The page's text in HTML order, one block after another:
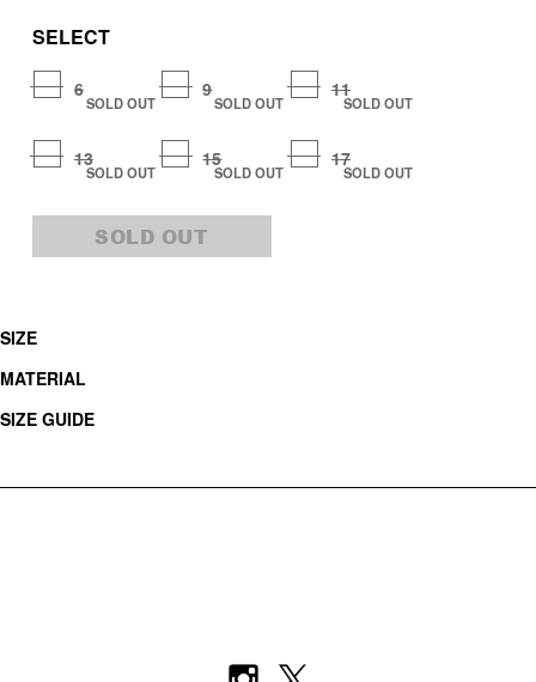
SELECT
6
SOLD OUT
9
SOLD OUT
11
SOLD OUT
13
SOLD OUT
15
SOLD OUT
17
SOLD OUT
SOLD OUT
SIZE
MATERIAL
SIZE GUIDE